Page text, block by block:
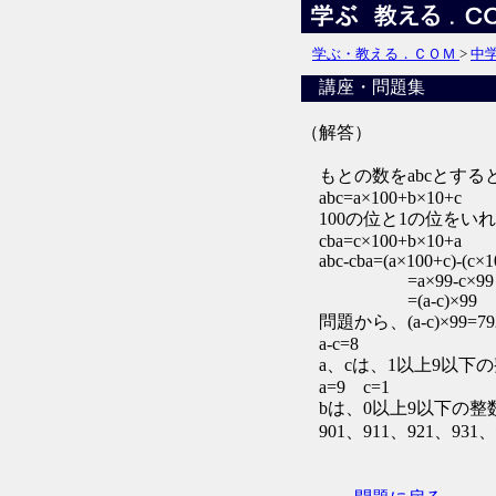
学ぶ・教える．ＣＯＭ > 中
講座・問題集
（解答）
もとの数をabcとする
abc=a×100+b×10+c
100の位と1の位をいれ
cba=c×100+b×10+a
abc-cba=(a×100+c)-
=a×99-c×99
=(a-c)×99
問題から、(a-
a-c=8
a、cは、1以上9以下の
a=9 c=1
bは、0以上9以下の整
901、911、921、931